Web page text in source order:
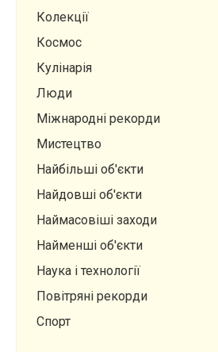
Колекції
Космос
Кулінарія
Люди
Міжнародні рекорди
Мистецтво
Найбільші об'єкти
Найдовші об'єкти
Наймасовіші заходи
Найменші об'єкти
Наука і технології
Повітряні рекорди
Спорт